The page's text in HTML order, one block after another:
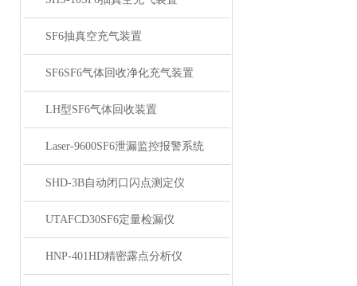
SF6抽真空充气装置
SF6SF6气体回收净化充气装置
LH型SF6气体回收装置
Laser-9600SF6泄漏监控报警系统
SHD-3B自动闭口闪点测定仪
UTAFCD30SF6定量检漏仪
HNP-401HD精密露点分析仪